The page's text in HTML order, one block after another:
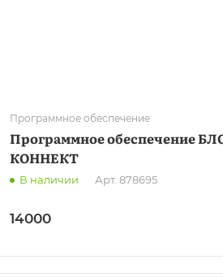
Программное обеспечение
Программное обеспечение
КОННЕКТ
В наличии Арт. 878695
14000